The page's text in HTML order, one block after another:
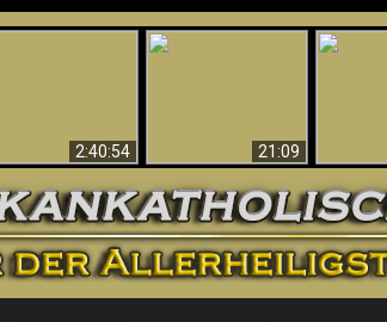
2:40:54
21:09